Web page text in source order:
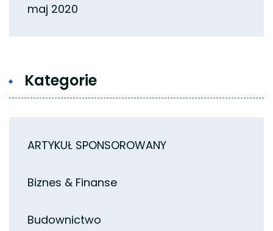
maj 2020
Kategorie
ARTYKUŁ SPONSOROWANY
Biznes & Finanse
Budownictwo